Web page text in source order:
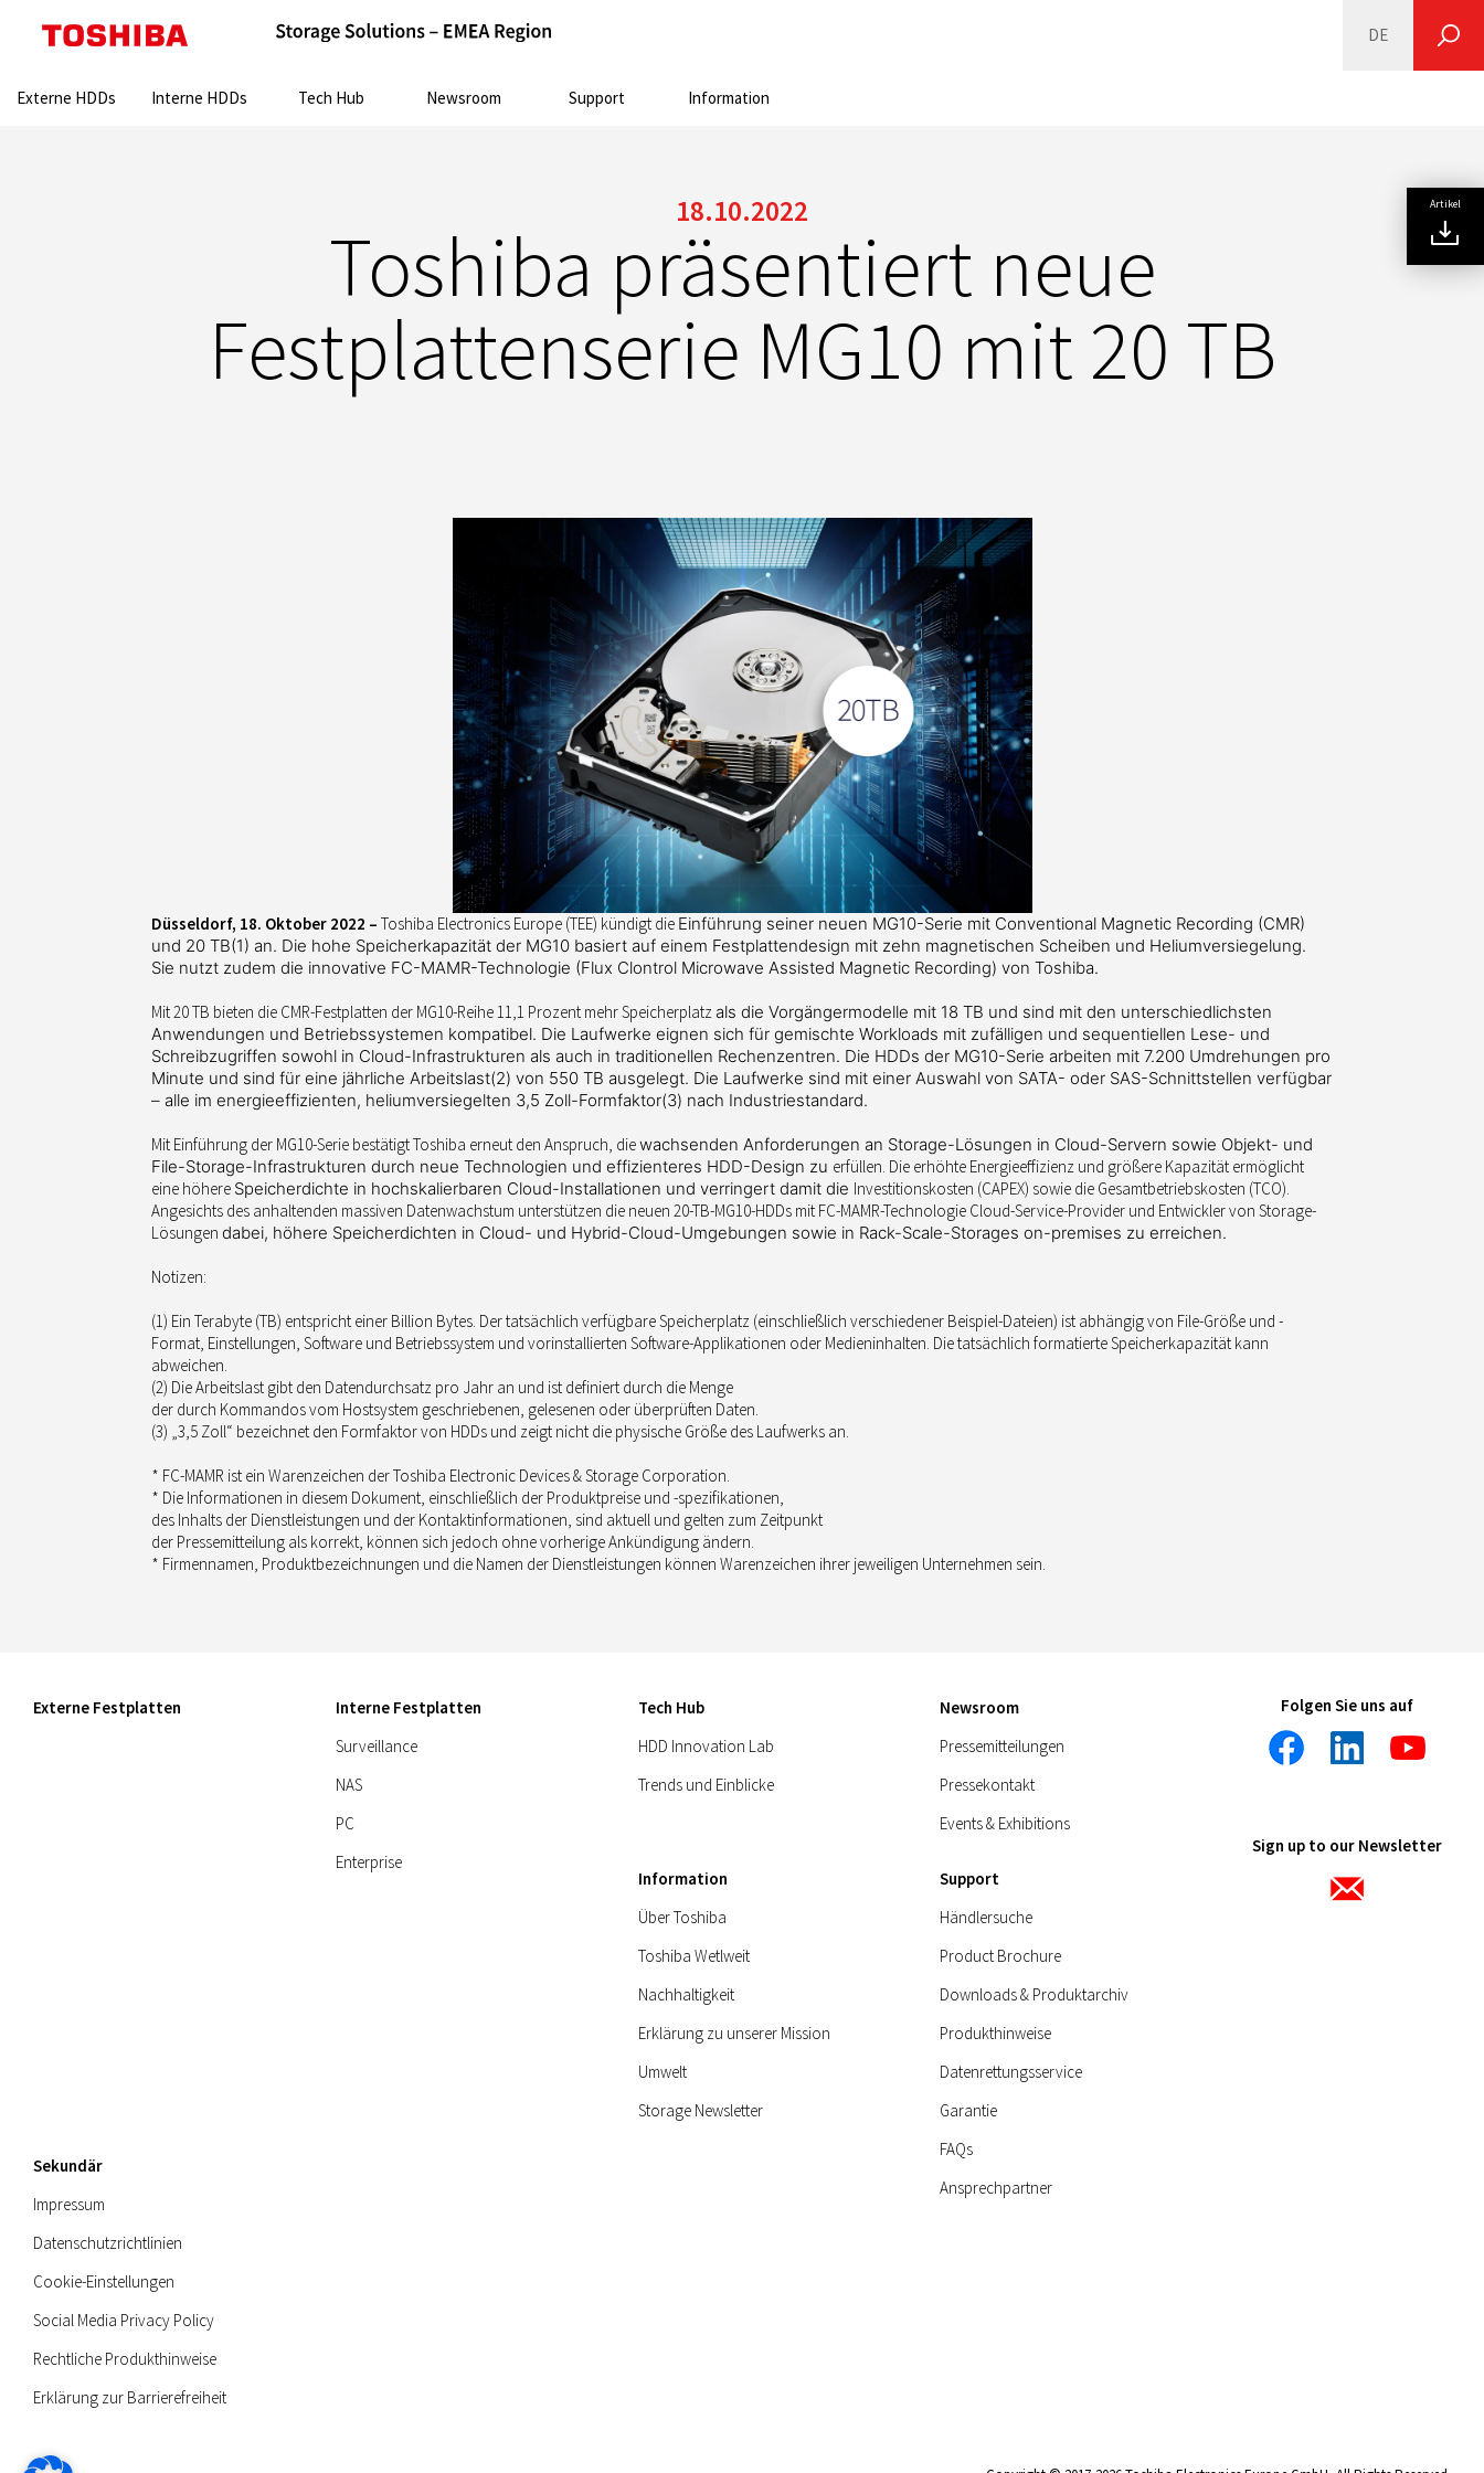
Externe HDDs Interne HDDs Tech Hub Newsroom Support Information
DE
Search:
18.10.2022
Toshiba präsentiert neue
Festplattenserie MG10 mit 20 TB
Artikel
Düsseldorf, 18. Oktober 2022 – Toshiba Electronics Europe (TEE) kündigt die Einführung seiner neuen MG10-Serie mit Conventional Magnetic Recording (CMR)
und 20 TB(1) an. Die hohe Speicherkapazität der MG10 basiert auf einem Festplattendesign mit zehn magnetischen Scheiben und Heliumversiegelung.
Sie nutzt zudem die innovative FC-MAMR-Technologie (Flux Clontrol Microwave Assisted Magnetic Recording) von Toshiba.
Mit 20 TB bieten die CMR-Festplatten der MG10-Reihe 11,1 Prozent mehr Speicherplatz als die Vorgängermodelle mit 18 TB und sind mit den unterschiedlichsten
Anwendungen und Betriebssystemen kompatibel. Die Laufwerke eignen sich für gemischte Workloads mit zufälligen und sequentiellen Lese- und
Schreibzugriffen sowohl in Cloud-Infrastrukturen als auch in traditionellen Rechenzentren. Die HDDs der MG10-Serie arbeiten mit 7.200 Umdrehungen pro
Minute und sind für eine jährliche Arbeitslast(2) von 550 TB ausgelegt. Die Laufwerke sind mit einer Auswahl von SATA- oder SAS-Schnittstellen verfügbar
– alle im energieeffizienten, heliumversiegelten 3,5 Zoll-Formfaktor(3) nach Industriestandard.
Mit Einführung der MG10-Serie bestätigt Toshiba erneut den Anspruch, diewachsenden Anforderungen an Storage-Lösungen in Cloud-Servern sowie Objekt- und
File-Storage-Infrastrukturen durch neue Technologien und effizienteres HDD-Design zu erfüllen. Die erhöhte Energieeffizienz und größere Kapazität ermöglicht
eine höhere Speicherdichte in hochskalierbaren Cloud-Installationen und verringert damit die Investitionskosten (CAPEX) sowie die Gesamtbetriebskosten (TCO).
Angesichts des anhaltenden massiven Datenwachstum unterstützen die neuen 20-TB-MG10-HDDs mit FC-MAMR-Technologie Cloud-Service-Provider und Entwickler von Storage-
Lösungen dabei, höhere Speicherdichten in Cloud- und Hybrid-Cloud-Umgebungen sowie in Rack-Scale-Storages on-premises zu erreichen.
Notizen:
(1) Ein Terabyte (TB) entspricht einer Billion Bytes. Der tatsächlich verfügbare Speicherplatz (einschließlich verschiedener Beispiel-Dateien) ist abhängig von File-Größe und -
Format, Einstellungen, Software und Betriebssystem und vorinstallierten Software-Applikationen oder Medieninhalten. Die tatsächlich formatierte Speicherkapazität kann
abweichen.
(2) Die Arbeitslast gibt den Datendurchsatz pro Jahr an und ist definiert durch die Menge
der durch Kommandos vom Hostsystem geschriebenen, gelesenen oder überprüften Daten.
(3) „3,5 Zoll“ bezeichnet den Formfaktor von HDDs und zeigt nicht die physische Größe des Laufwerks an.
* FC-MAMR ist ein Warenzeichen der Toshiba Electronic Devices & Storage Corporation.
* Die Informationen in diesem Dokument, einschließlich der Produktpreise und -spezifikationen,
des Inhalts der Dienstleistungen und der Kontaktinformationen, sind aktuell und gelten zum Zeitpunkt
der Pressemitteilung als korrekt, können sich jedoch ohne vorherige Ankündigung ändern.
* Firmennamen, Produktbezeichnungen und die Namen der Dienstleistungen können Warenzeichen ihrer jeweiligen Unternehmen sein.
Externe Festplatten
Interne Festplatten
Surveillance
NAS
PC
Enterprise
Tech Hub
HDD Innovation Lab
Trends und Einblicke
Newsroom
Pressemitteilungen
Pressekontakt
Events & Exhibitions
Support
Händlersuche
Product Brochure
Downloads & Produktarchiv
Produkthinweise
Datenrettungsservice
Garantie
FAQs
Ansprechpartner
Information
Über Toshiba
Toshiba Wetlweit
Nachhaltigkeit
Erklärung zu unserer Mission
Umwelt
Storage Newsletter
Sekundär
Impressum
Datenschutzrichtlinien
Cookie-Einstellungen
Social Media Privacy Policy
Rechtliche Produkthinweise
Erklärung zur Barrierefreiheit
Folgen Sie uns auf
Sign up to our Newsletter